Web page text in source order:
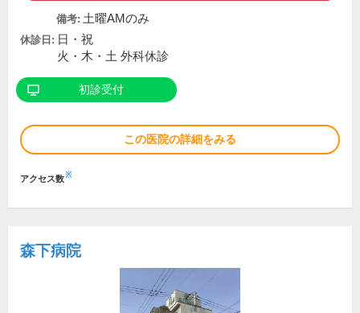
備考: 土曜AMのみ
休診日: 日・祝
火・木・土 外科休診
初診受付
この医院の詳細をみる
アクセス数※
森下病院